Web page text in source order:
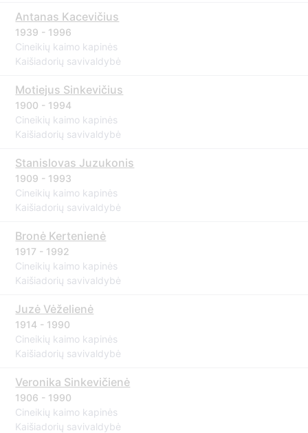
Antanas Kacevičius
1939 - 1996
Cineikių kaimo kapinės
Kaišiadorių savivaldybė
Motiejus Sinkevičius
1900 - 1994
Cineikių kaimo kapinės
Kaišiadorių savivaldybė
Stanislovas Juzukonis
1909 - 1993
Cineikių kaimo kapinės
Kaišiadorių savivaldybė
Bronė Kertenienė
1917 - 1992
Cineikių kaimo kapinės
Kaišiadorių savivaldybė
Juzė Vėželienė
1914 - 1990
Cineikių kaimo kapinės
Kaišiadorių savivaldybė
Veronika Sinkevičienė
1906 - 1990
Cineikių kaimo kapinės
Kaišiadorių savivaldybė